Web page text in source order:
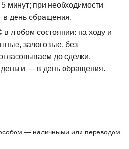
минут; при необходимости
в день обращения.
в любом состоянии: на ходу и
залоговые, без
до сделки,
— в день обращения.
— наличными или переводом.